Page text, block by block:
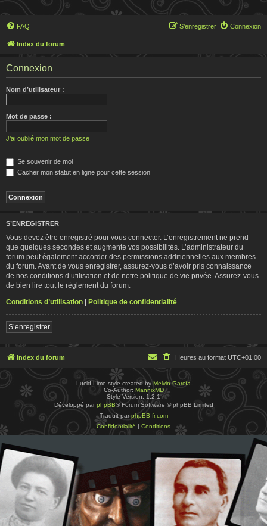
FAQ Connexion
S’enregistrer
Index du forum
Connexion
Nom d’utilisateur :
Mot de passe :
J’ai oublié mon mot de passe
Se souvenir de moi
Cacher mon statut en ligne pour cette session
S’ENREGISTRER
Vous devez être enregistré pour vous connecter. L’enregistrement ne prend
que quelques secondes et augmente vos possibilités. L’administrateur du
forum peut également accorder des permissions additionnelles aux membres
du forum. Avant de vous enregistrer, assurez-vous d’avoir pris connaissance
de nos conditions d’utilisation et de notre politique de vie privée. Assurez-vous
de bien lire tout le règlement du forum.
Conditions d’utilisation | Politique de confidentialité
S’enregistrer
Index du forum Heures au format UTC+01:00
Lucid Lime style created byMelvin García
Co-Author: MannixMD
Style Version: 1.2.1
Développé par phpBB® Forum Software © phpBB Limited
Traduit parphpBB-fr.com
Confidentialité | Conditions